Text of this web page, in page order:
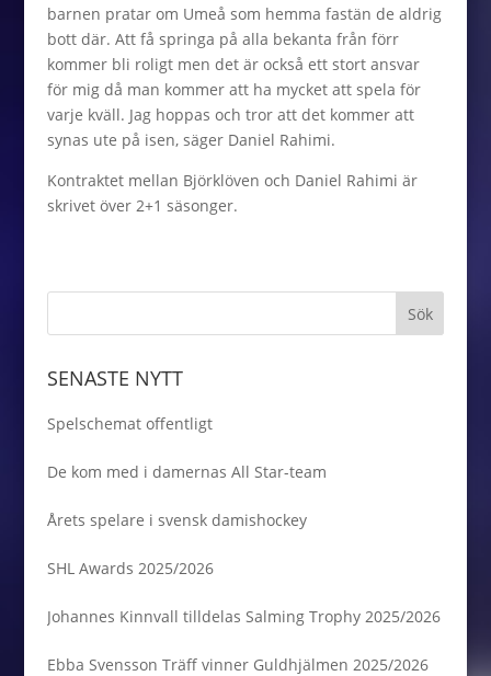
barnen pratar om Umeå som hemma fastän de aldrig
bott där. Att få springa på alla bekanta från förr
kommer bli roligt men det är också ett stort ansvar
för mig då man kommer att ha mycket att spela för
varje kväll. Jag hoppas och tror att det kommer att
synas ute på isen, säger Daniel Rahimi.
Kontraktet mellan Björklöven och Daniel Rahimi är
skrivet över 2+1 säsonger.
SENASTE NYTT
Spelschemat offentligt
De kom med i damernas All Star-team
Årets spelare i svensk damishockey
SHL Awards 2025/2026
Johannes Kinnvall tilldelas Salming Trophy 2025/2026
Ebba Svensson Träff vinner Guldhjälmen 2025/2026